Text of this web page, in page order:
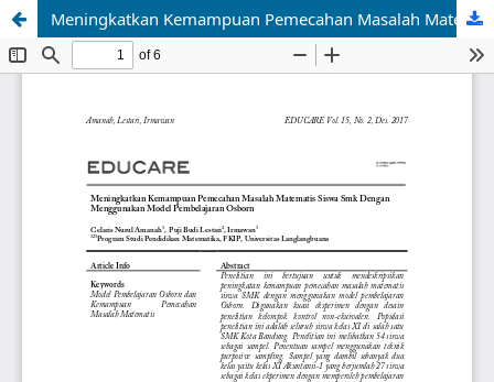
Meningkatkan Kemampuan Pemecahan Masalah Matematis Siswa Smk Dengan Menggunakan Model Pembelajaran Osborn